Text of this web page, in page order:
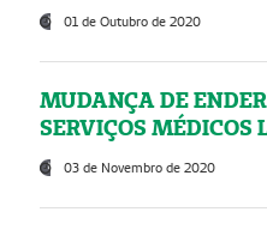
01 de Outubro de 2020
MUDANÇA DE
SERVIÇOS
03 de Novembro de 2020